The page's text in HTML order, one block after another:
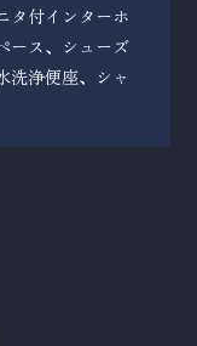
タ付インターホ
ース、シューズ
洗浄便座、シャ